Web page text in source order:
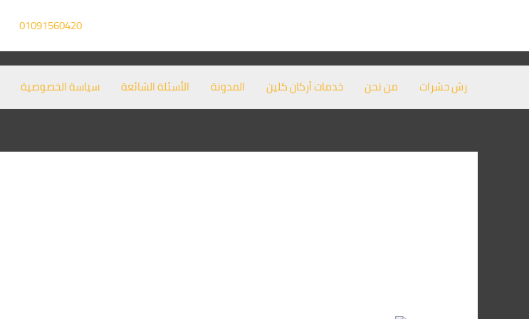
01091560420
رش حشرات من نحن خدمات أركان كلين المدونة الأسئلة الشائعة سياسة الخصوصية